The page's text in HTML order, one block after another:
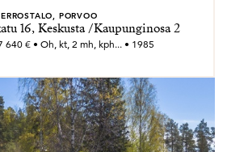
PORVOO
16, Keskusta /Kaupunginosa 2
640 € • Oh, kt, 2 mh, kph... • 1985